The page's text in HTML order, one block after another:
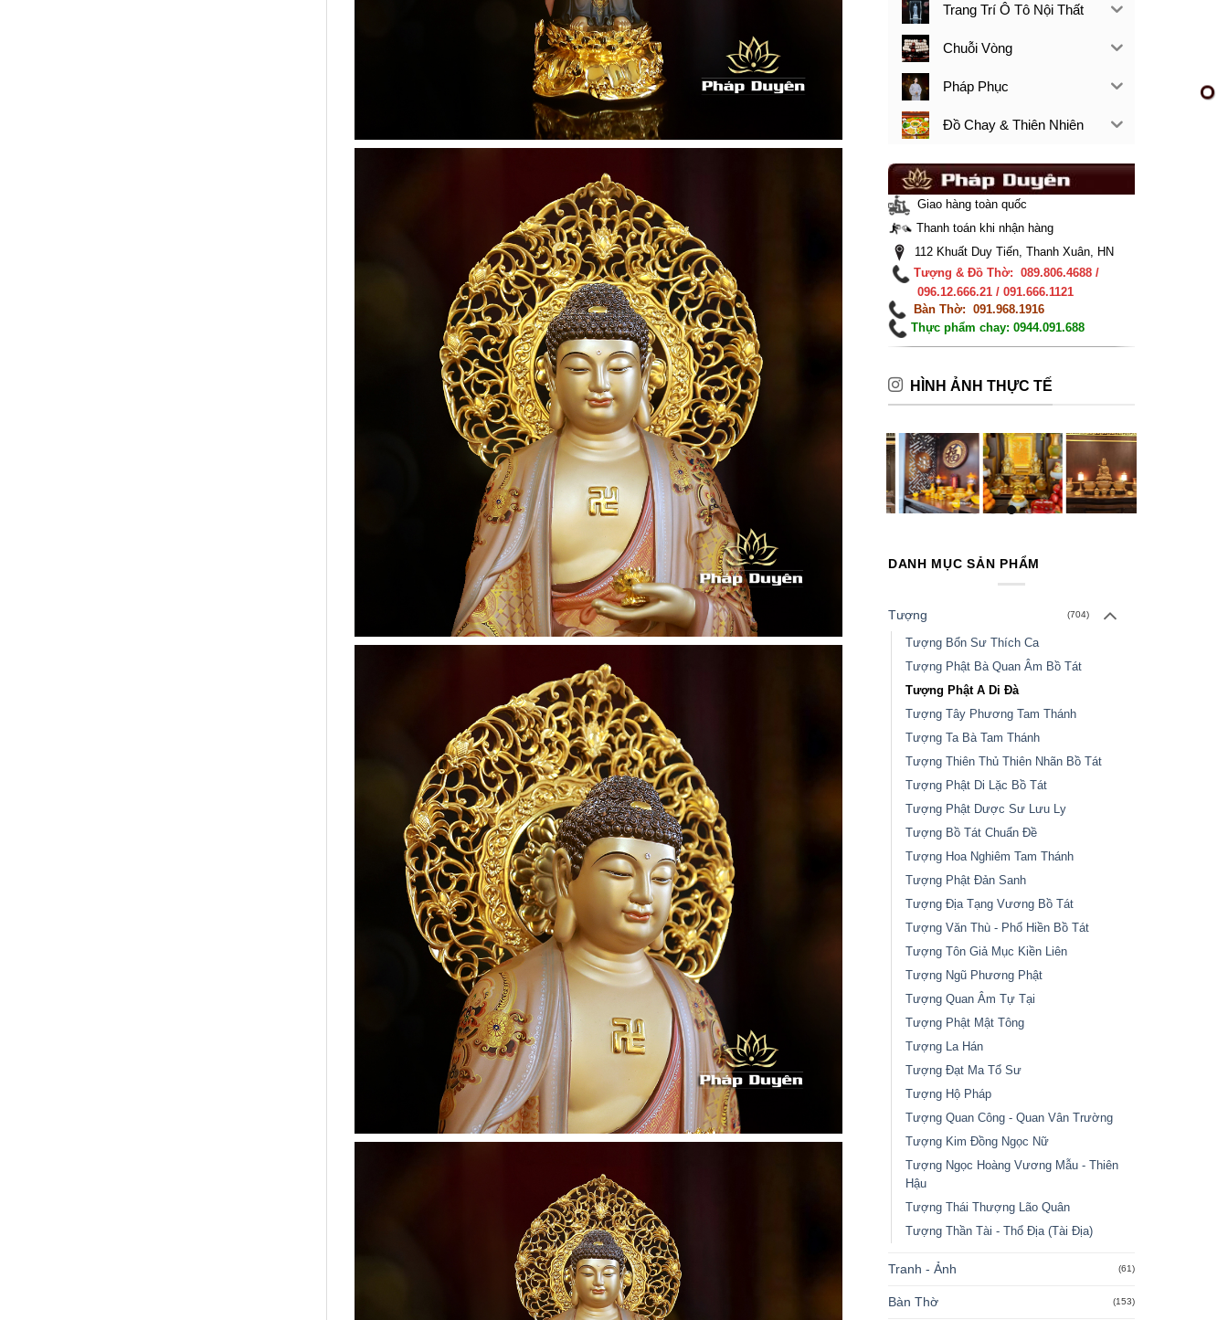
Trang Trí Ô Tô Nội Thất
Chuỗi Vòng
Pháp Phục
Đồ Chay & Thiên Nhiên
Giao hàng toàn quốc
Thanh toán khi nhận hàng
112 Khuất Duy Tiến, Thanh Xuân, HN
Tượng & Đồ Thờ: 089.806.4688 /
096.12.666.21 / 091.666.1121
Bàn Thờ: 091.968.1916
Thực phẩm chay: 0944.091.688
HÌNH ẢNH THỰC TẾ
DANH MỤC SẢN PHẨM
Tượng (704)
Tượng Bổn Sư Thích Ca
Tượng Phật Bà Quan Âm Bồ Tát
Tượng Phật A Di Đà
Tượng Tây Phương Tam Thánh
Tượng Ta Bà Tam Thánh
Tượng Thiên Thủ Thiên Nhãn Bồ Tát
Tượng Phật Di Lặc Bồ Tát
Tượng Phật Dược Sư Lưu Ly
Tượng Bồ Tát Chuẩn Đề
Tượng Hoa Nghiêm Tam Thánh
Tượng Phật Đản Sanh
Tượng Địa Tạng Vương Bồ Tát
Tượng Văn Thù - Phổ Hiền Bồ Tát
Tượng Tôn Giả Mục Kiền Liên
Tượng Ngũ Phương Phật
Tượng Quan Âm Tự Tại
Tượng Phật Mật Tông
Tượng La Hán
Tượng Đạt Ma Tổ Sư
Tượng Hộ Pháp
Tượng Quan Công - Quan Vân Trường
Tượng Kim Đồng Ngọc Nữ
Tượng Ngọc Hoàng Vương Mẫu - Thiên
Hậu
Tượng Thái Thượng Lão Quân
Tượng Thần Tài - Thổ Địa (Tài Địa)
Tranh - Ảnh (61)
Bàn Thờ (153)